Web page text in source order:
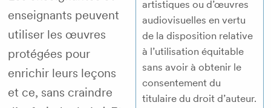
artistiques ou d’œuvres
audiovisuelles en vertu
de la disposition relative
à l’utilisation équitable
sans avoir à obtenir le
consentement du
titulaire du droit d’auteur.
enseignants peuvent
utiliser les œuvres
protégées pour
enrichir leurs leçons
et ce, sans craindre